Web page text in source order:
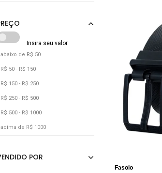
Preto
abaixo de R$ 50
R$ 50 - R$ 150
R$ 150 - R$ 250
R$ 250 - R$ 500
R$ 500 - R$ 1000
acima de R$ 1000
Fasolo